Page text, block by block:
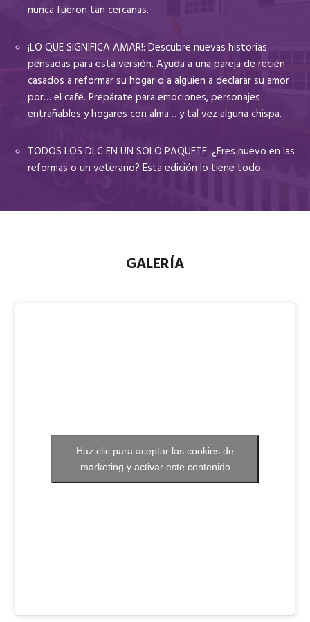
nunca fueron tan cercanas.
¡LO QUE SIGNIFICA AMAR!: Descubre nuevas historias
pensadas para esta versión. Ayuda a una pareja de recién
casados a reformar su hogar o a alguien a declarar su amor
por… el café. Prepárate para emociones, personajes
entrañables y hogares con alma… y tal vez alguna chispa.
TODOS LOS DLC EN UN SOLO PAQUETE: ¿Eres nuevo en las
reformas o un veterano? Esta edición lo tiene todo.
GALERÍA
Haz clic para aceptar las cookies de
marketing y activar este contenido